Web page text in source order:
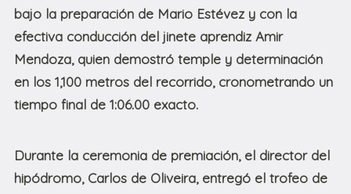
bajo la preparación de Mario Estévez y con la
efectiva conducción del jinete aprendiz Amir
Mendoza, quien demostró temple y determinación
en los 1,100 metros del recorrido, cronometrando un
tiempo final de 1:06.00 exacto.
Durante la ceremonia de premiación, el director del
hipódromo, Carlos de Oliveira, entregó el trofeo de